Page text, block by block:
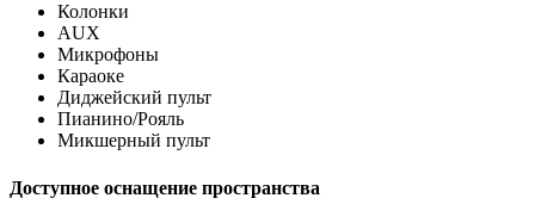
Колонки
AUX
Микрофоны
Караоке
Диджейский пульт
Пианино/Рояль
Микшерный пульт
Доступное оснащение пространства